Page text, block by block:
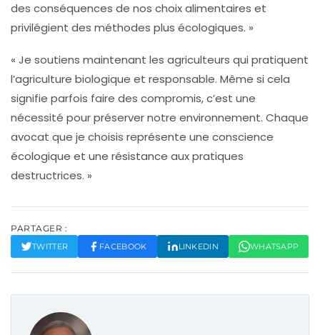
des conséquences de nos choix alimentaires et
privilégient des méthodes plus écologiques. »
« Je soutiens maintenant les agriculteurs qui pratiquent
l’agriculture biologique et responsable. Même si cela
signifie parfois faire des compromis, c’est une
nécessité pour préserver notre environnement. Chaque
avocat que je choisis représente une conscience
écologique et une résistance aux pratiques
destructrices. »
PARTAGER :
TWITTER FACEBOOK LINKEDIN WHATSAPP